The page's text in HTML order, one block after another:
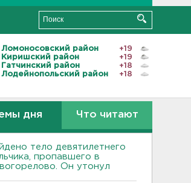
Ломоносовский район
+19
Киришский район
+19
Гатчинский район
+18
Лодейнопольский район
+18
дня Что читают
тело девятилетнего
пропавшего в
Он утонул